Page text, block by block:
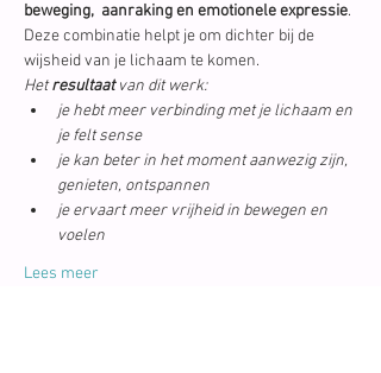
beweging,  aanraking en emotionele expressie.
Deze combinatie helpt je om dichter bij de
wijsheid van je lichaam te komen.
Het resultaat van dit werk:
je hebt meer verbinding met je lichaam en
je felt sense
je kan beter in het moment aanwezig zijn,
genieten, ontspannen
je ervaart meer vrijheid in bewegen en
voelen
Lees meer